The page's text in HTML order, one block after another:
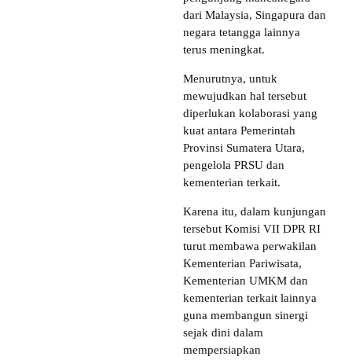
dari Malaysia, Singapura dan
negara tetangga lainnya
terus meningkat.
Menurutnya, untuk
mewujudkan hal tersebut
diperlukan kolaborasi yang
kuat antara Pemerintah
Provinsi Sumatera Utara,
pengelola PRSU dan
kementerian terkait.
Karena itu, dalam kunjungan
tersebut Komisi VII DPR RI
turut membawa perwakilan
Kementerian Pariwisata,
Kementerian UMKM dan
kementerian terkait lainnya
guna membangun sinergi
sejak dini dalam
mempersiapkan